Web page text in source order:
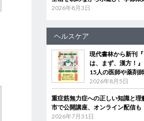
2026年8月3日
ヘルスケア
現代書林から新刊
は、まず、漢方！
15人の医師や薬剤
2026年8月5日
重症筋無力症への正しい知識と
市で公開講座、オンライン配信も
2026年7月31日